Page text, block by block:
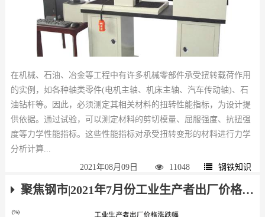
在机械、石油、冶金等工程中有许多机械零部件承受扭转载荷作用
的实例，如各种轴类零件(电机主轴、机床主轴、汽车传动轴)、石
油钻杆等。因此，必须测定其相关材料的扭转性能指标，为设计提
供依据。通过试验，可以测定材料的剪切模量、屈服强度、抗扭强
度等力学性能指标。这些性能指标对承受扭转变形的材料进行力学
分析计算...
2021年08月09日 11048 钢铁知识
聚焦钢市|2021年7月份工业生产者出厂价格同比上涨9.0%